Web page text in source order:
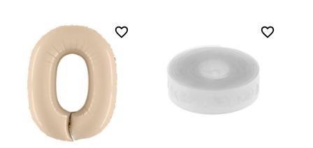
favorite_border favorite_border